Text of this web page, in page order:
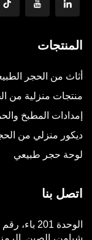
المنتجات
أثاث من الحجر
منتجات منزلية من
إمدادات المطبخ
ديكور منزلي من
لوحة حجر طبيعي
اتصل بنا
شيامن، الصين. الرمز